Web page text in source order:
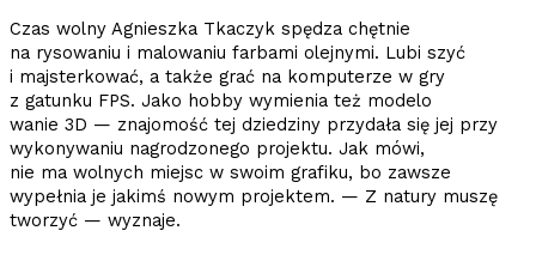
Czas wolny Agnieszka Tkaczyk spędza chętnie
na rysowaniu i malowaniu farbami olejnymi. Lubi szyć
i majsterkować, a także grać na komputerze w gry
z gatunku FPS. Jako hobby wymienia też modelo­
wanie 3D — znajomość tej dziedziny przydała się jej przy
wykonywaniu nagrodzonego projektu. Jak mówi,
nie ma wolnych miejsc w swoim grafiku, bo zawsze
wypełnia je jakimś nowym projektem. — Z natury muszę
tworzyć — wyznaje.